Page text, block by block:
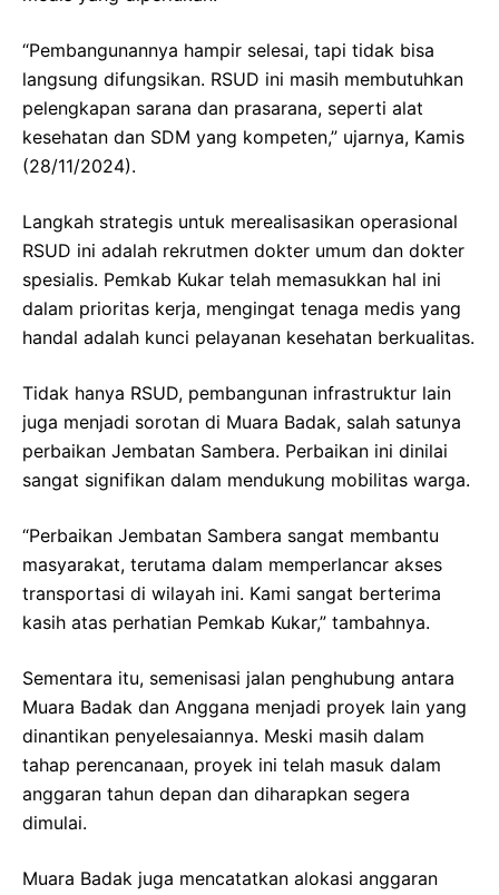
“Pembangunannya hampir selesai, tapi tidak bisa
langsung difungsikan. RSUD ini masih membutuhkan
pelengkapan sarana dan prasarana, seperti alat
kesehatan dan SDM yang kompeten,” ujarnya, Kamis
(28/11/2024).
Langkah strategis untuk merealisasikan operasional
RSUD ini adalah rekrutmen dokter umum dan dokter
spesialis. Pemkab Kukar telah memasukkan hal ini
dalam prioritas kerja, mengingat tenaga medis yang
handal adalah kunci pelayanan kesehatan berkualitas.
Tidak hanya RSUD, pembangunan infrastruktur lain
juga menjadi sorotan di Muara Badak, salah satunya
perbaikan Jembatan Sambera. Perbaikan ini dinilai
sangat signifikan dalam mendukung mobilitas warga.
“Perbaikan Jembatan Sambera sangat membantu
masyarakat, terutama dalam memperlancar akses
transportasi di wilayah ini. Kami sangat berterima
kasih atas perhatian Pemkab Kukar,” tambahnya.
Sementara itu, semenisasi jalan penghubung antara
Muara Badak dan Anggana menjadi proyek lain yang
dinantikan penyelesaiannya. Meski masih dalam
tahap perencanaan, proyek ini telah masuk dalam
anggaran tahun depan dan diharapkan segera
dimulai.
Muara Badak juga mencatatkan alokasi anggaran